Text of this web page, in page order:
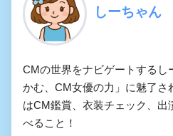
しーちゃん
CMの世界をナビゲートするし
かむ、CM女優の力」に魅了さ
はCM鑑賞、衣装チェック、出
べること！